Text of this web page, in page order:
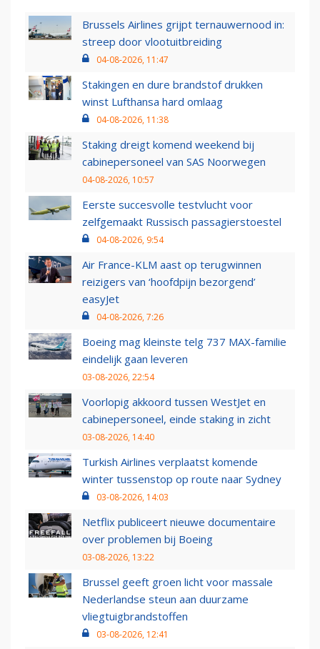
Brussels Airlines grijpt ternauwernood in:
streep door vlootuitbreiding
04-08-2026, 11:47
Stakingen en dure brandstof drukken
winst Lufthansa hard omlaag
04-08-2026, 11:38
Staking dreigt komend weekend bij
cabinepersoneel van SAS Noorwegen
04-08-2026, 10:57
Eerste succesvolle testvlucht voor
zelfgemaakt Russisch passagierstoestel
04-08-2026, 9:54
Air France-KLM aast op terugwinnen
reizigers van ‘hoofdpijn bezorgend’
easyJet
04-08-2026, 7:26
Boeing mag kleinste telg 737 MAX-familie
eindelijk gaan leveren
03-08-2026, 22:54
Voorlopig akkoord tussen WestJet en
cabinepersoneel, einde staking in zicht
03-08-2026, 14:40
Turkish Airlines verplaatst komende
winter tussenstop op route naar Sydney
03-08-2026, 14:03
Netflix publiceert nieuwe documentaire
over problemen bij Boeing
03-08-2026, 13:22
Brussel geeft groen licht voor massale
Nederlandse steun aan duurzame
vliegtuigbrandstoffen
03-08-2026, 12:41